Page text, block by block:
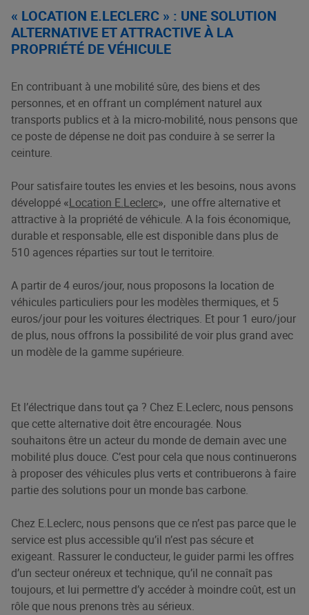
« LOCATION E.LECLERC » : UNE SOLUTION
ALTERNATIVE ET ATTRACTIVE À LA
PROPRIÉTÉ DE VÉHICULE
En contribuant à une mobilité sûre, des biens et des
personnes, et en offrant un complément naturel aux
transports publics et à la micro-mobilité, nous pensons que
ce poste de dépense ne doit pas conduire à se serrer la
ceinture.
Pour satisfaire toutes les envies et les besoins, nous avons
développé «Location E.Leclerc», une offre alternative et
attractive à la propriété de véhicule. A la fois économique,
durable et responsable, elle est disponible dans plus de
510 agences réparties sur tout le territoire.
A partir de 4 euros/jour, nous proposons la location de
véhicules particuliers pour les modèles thermiques, et 5
euros/jour pour les voitures électriques. Et pour 1 euro/jour
de plus, nous offrons la possibilité de voir plus grand avec
un modèle de la gamme supérieure.
Et l’électrique dans tout ça ? Chez E.Leclerc, nous pensons
que cette alternative doit être encouragée. Nous
souhaitons être un acteur du monde de demain avec une
mobilité plus douce. C’est pour cela que nous continuerons
à proposer des véhicules plus verts et contribuerons à faire
partie des solutions pour un monde bas carbone.
Chez E.Leclerc, nous pensons que ce n’est pas parce que le
service est plus accessible qu’il n’est pas sécure et
exigeant. Rassurer le conducteur, le guider parmi les offres
d’un secteur onéreux et technique, qu’il ne connaît pas
toujours, et lui permettre d’y accéder à moindre coût, est un
rôle que nous prenons très au sérieux.